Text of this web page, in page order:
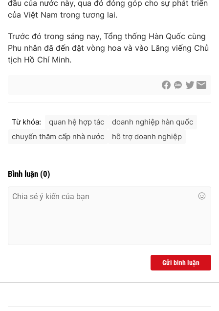
Cơ quan báo chí:Thời báo VTV
cấp ngày 29/12/2023
Tổng Biên tập:Vũ Thanh Thủy
Phó Tổng Biên tập:Nguyễn Thị Mỹ Hạnh, Phạm Quốc Thắng,
024.38 355 931 - 024.38 355 932
Liên hệ quảng cáo:024-7300.7108
® Cấm sao chép dưới mọi hình thức nếu không có sự chấp
thông tin từ website này.
đầu của nước này, qua đó đóng góp cho sự phát triển
của Việt Nam trong tương lai.
Trước đó trong sáng nay, Tổng thống Hàn Quốc cùng
Phu nhân đã đến đặt vòng hoa và vào Lăng viếng Chủ
tịch Hồ Chí Minh.
Từ khóa: quan hệ hợp tác
doanh nghiệp hàn quốc
chuyến thăm cấp nhà nước
hỗ trợ doanh nghiệp
Bình luận (0)
Gửi bình luận